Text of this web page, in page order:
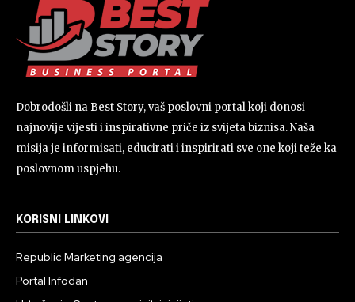
Dobrodošli na Best Story, vaš poslovni portal koji donosi
najnovije vijesti i inspirativne priče iz svijeta biznisa. Naša
misija je informisati, educirati i inspirirati sve one koji teže ka
poslovnom uspjehu.
KORISNI LINKOVI
Republic Marketing agencija
Portal Infodan